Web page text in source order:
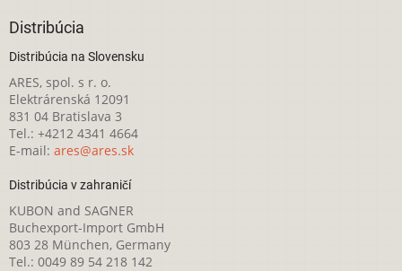
Distribúcia
Distribúcia na Slovensku
ARES, spol. s r. o.
Elektrárenská 12091
831 04 Bratislava 3
Tel.: +4212 4341 4664
E-mail: ares@ares.sk
Distribúcia v zahraničí
KUBON and SAGNER
Buchexport-Import GmbH
803 28 München, Germany
Tel.: 0049 89 54 218 142